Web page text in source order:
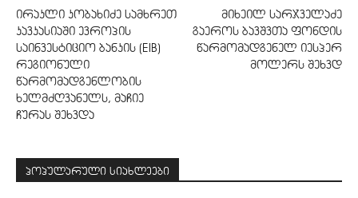
ირაკლი კობახიძე სამხრეთ
კავკასიაში ევროპის
საინვესტიციო ბანკის (EIB)
რეგიონული
წარმომადგენლობის
ხელმძღვანელს, მაჩიე
ჩურას შეხვდა
მიხეილ სარჯველაძე
გაეროს ბავშვთა ფონდის
წარმომადგენელ იესპერ
მოლერს შეხვდ
პოპულარული სიახლეები